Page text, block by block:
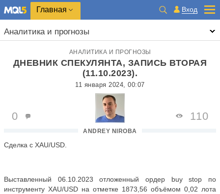
Главная Вход
Аналитика и прогнозы
АНАЛИТИКА И ПРОГНОЗЫ
ДНЕВНИК СПЕКУЛЯНТА, ЗАПИСЬ ВТОРАЯ
(11.10.2023).
11 января 2024, 00:07
ANDREY NIROBA
0 110
Сделка с XAU/USD.
Выставленный 06.10.2023 отложенный ордер buy stop по
инструменту XAU/USD на отметке 1873,56 объёмом 0,02 лота